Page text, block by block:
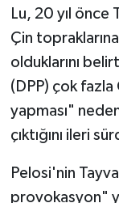
Lu, 20 yıl önce
Çin
olduklarını
(DPP) çok fazla
yapması"
çıktığını ileri
Pelosi'nin
provokasyon"